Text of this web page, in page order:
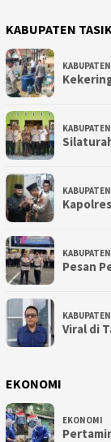
KABUPATEN
Pesan
Viral di
EKONOMI
EKONOMI